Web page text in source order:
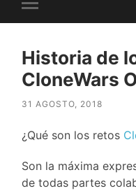
el
móvil
Historia de
CloneWars
31 AGOSTO, 2018
¿Qué son los retos
Son la máxima
de todas partes